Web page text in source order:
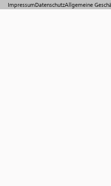
ImpressumDatenschutzAllgemeine